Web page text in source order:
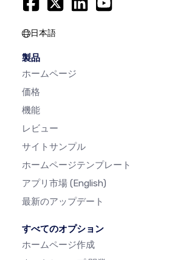
日本語
製品
ホームページ
価格
機能
レビュー
サイトサンプル
ホームページテンプレート
アプリ市場 (English)
最新のアップデート
すべてのオプション
ホームページ作成